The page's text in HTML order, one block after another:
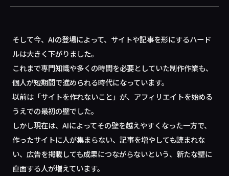
そして今、AIの登場によって、サイトや記事を形にするハード
ルは大きく下がりました。
これまで専門知識や多くの時間を必要としていた制作作業も、
個人が短期間で進められる時代になっています。
以前は「サイトを作れないこと」が、アフィリエイトを始める
うえでの最初の壁でした。
しかし現在は、AIによってその壁を越えやすくなった一方で、
作ったサイトに人が集まらない、記事を増やしても読まれな
い、広告を掲載しても成果につながらないという、新たな壁に
直面する人が増えています。